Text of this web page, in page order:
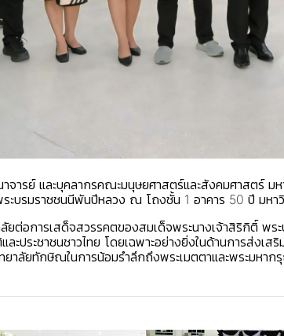
รย์ และบุคลากรคณะมนุษยศาสตร์และสังคมศาสตร์ ม
ะบรมราชชนนีพันปีหลวง ณ โถงชั้น 1 อาคาร 50 ปี มหา
ยต่อการเสด็จสวรรคตของสมเด็จพระนางเจ้าสิริกิติ์
ะประชาชนชาวไทย โดยเฉพาะอย่างยิ่งในด้านการส่ง
ยาลัยทักษิณในการน้อมรำลึกถึงพระเมตตาและพระมห